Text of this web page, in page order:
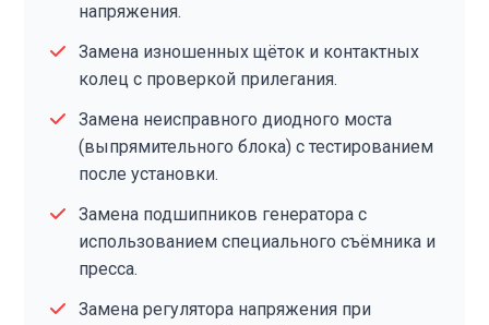
напряжения.
Замена изношенных щёток и контактных
колец с проверкой прилегания.
Замена неисправного диодного моста
(выпрямительного блока) с тестированием
после установки.
Замена подшипников генератора с
использованием специального съёмника и
пресса.
Замена регулятора напряжения при